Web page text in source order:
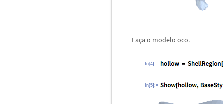
Faça o modelo oco.
In[4]:=
In[5]:=